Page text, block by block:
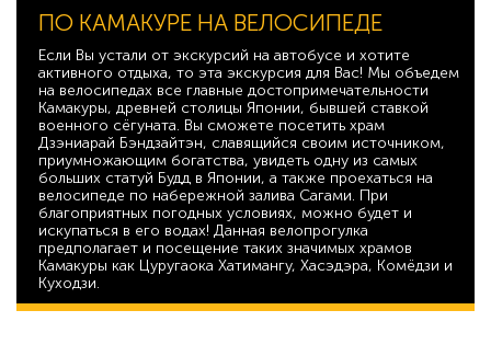
ПО КАМАКУРЕ НА ВЕЛОСИПЕДЕ
Если Вы устали от экскурсий на автобусе и хотите
активного отдыха, то эта экскурсия для Вас! Мы объедем
на велосипедах все главные достопримечательности
Камакуры, древней столицы Японии, бывшей ставкой
военного сёгуната. Вы сможете посетить храм
Дзэниарай Бэндзайтэн, славящийся своим источником,
приумножающим богатства, увидеть одну из самых
больших статуй Будд в Японии, а также проехаться на
велосипеде по набережной залива Сагами. При
благоприятных погодных условиях, можно будет и
искупаться в его водах! Данная велопрогулка
предполагает и посещение таких значимых храмов
Камакуры как Цуругаока Хатимангу, Хасэдэра, Комёдзи и
Куходзи.